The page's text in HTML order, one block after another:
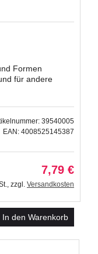
Formen
für andere
39540005
EAN: 4008525145387
7,79 €
, zzgl. Versandkosten
In den Warenkorb